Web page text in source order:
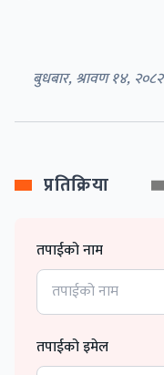
बुधबार, श्रावण १४, २०८२
प्रतिक्रिया
तपाईको नाम
तपाईको इमेल